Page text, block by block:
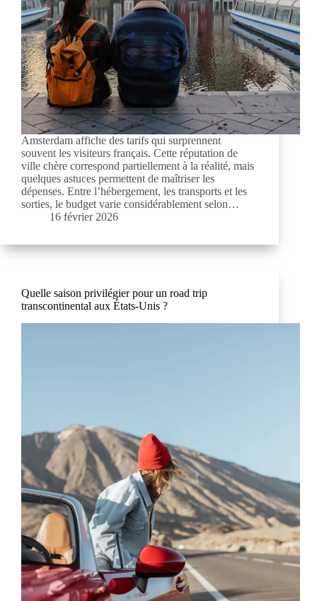
Amsterdam affiche des tarifs qui surprennent
souvent les visiteurs français. Cette réputation de
ville chère correspond partiellement à la réalité, mais
quelques astuces permettent de maîtriser les
dépenses. Entre l’hébergement, les transports et les
sorties, le budget varie considérablement selon…
16 février 2026
Quelle saison privilégier pour un road trip
transcontinental aux États-Unis ?